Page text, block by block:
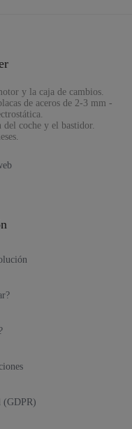
y la caja de cambios.
de aceros de 2-3 mm -
coche y el bastidor.
(GDPR)